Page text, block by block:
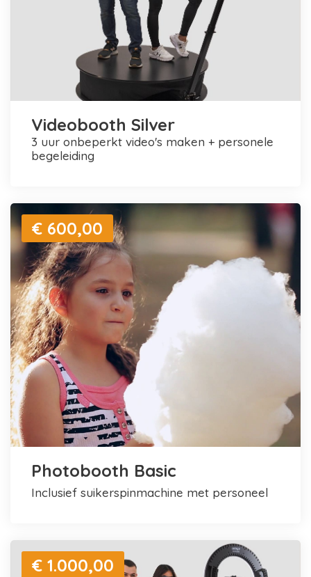
Videobooth Silver
3 uur onbeperkt video's maken + personele
begeleiding
€ 600,00
Photobooth Basic
inclusief suikerspinmachine met personeel
€ 1.000,00